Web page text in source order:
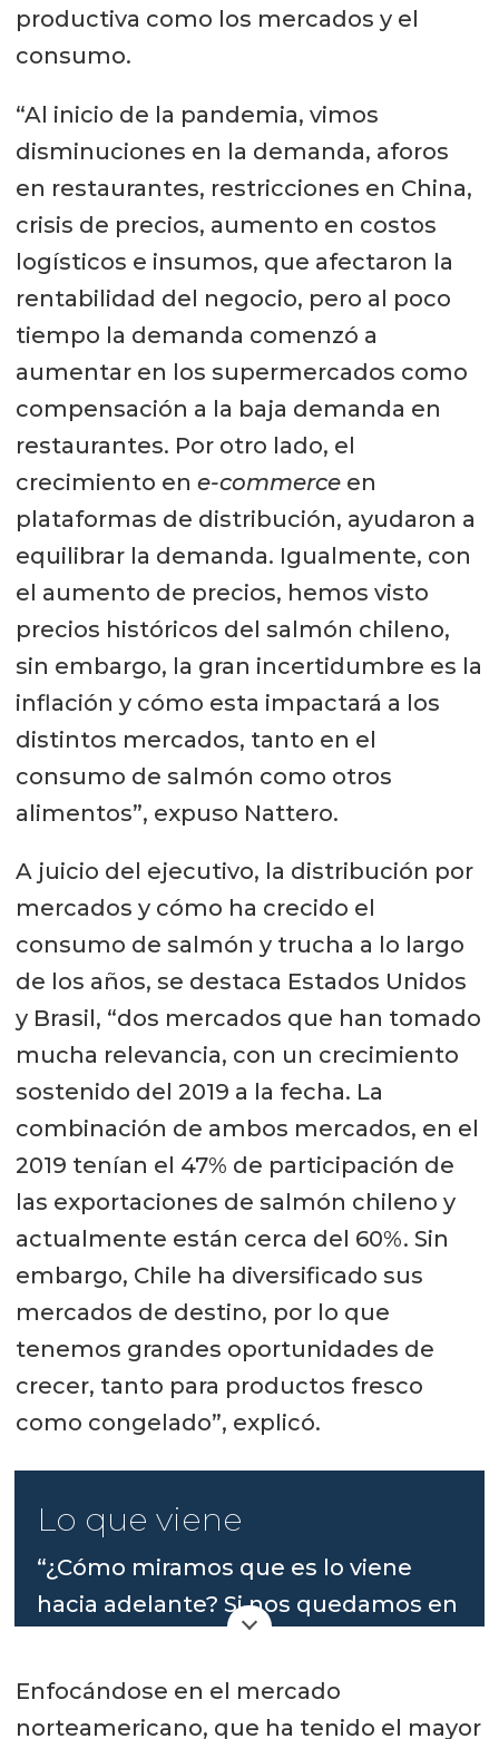
productiva como los mercados y el
consumo.
“Al inicio de la pandemia, vimos
disminuciones en la demanda, aforos
en restaurantes, restricciones en China,
crisis de precios, aumento en costos
logísticos e insumos, que afectaron la
rentabilidad del negocio, pero al poco
tiempo la demanda comenzó a
aumentar en los supermercados como
compensación a la baja demanda en
restaurantes. Por otro lado, el
crecimiento en e-commerceen
plataformas de distribución, ayudaron a
equilibrar la demanda. Igualmente, con
el aumento de precios, hemos visto
precios históricos del salmón chileno,
sin embargo, la gran incertidumbre es la
inflación y cómo esta impactará a los
distintos mercados, tanto en el
consumo de salmón como otros
alimentos”, expuso Nattero.
A juicio del ejecutivo, la distribución por
mercados y cómo ha crecido el
consumo de salmón y trucha a lo largo
de los años, se destaca Estados Unidos
y Brasil, “dos mercados que han tomado
mucha relevancia, con un crecimiento
sostenido del 2019 a la fecha. La
combinación de ambos mercados, en el
2019 tenían el 47% de participación de
las exportaciones de salmón chileno y
actualmente están cerca del 60%. Sin
embargo, Chile ha diversificado sus
mercados de destino, por lo que
tenemos grandes oportunidades de
crecer, tanto para productos fresco
como congelado”, explicó.
Lo que viene
“¿Cómo miramos que es lo viene
hacia adelante? Si nos quedamos en
estancaremos en todas esas
variables que están afectando al
Enfocándose en el mercado
norteamericano, que ha tenido el mayor